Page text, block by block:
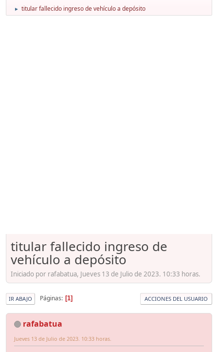
► titular fallecido ingreso de vehículo a depósito
titular fallecido ingreso de
vehículo a depósito
Iniciado por rafabatua, Jueves 13 de Julio de 2023. 10:33 horas.
IR ABAJO Páginas 1 ACCIONES DEL USUARIO
rafabatua
Jueves 13 de Julio de 2023. 10:33 horas.